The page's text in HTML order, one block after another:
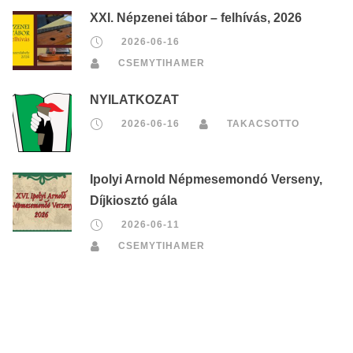
XXI. Népzenei tábor – felhívás, 2026
2026-06-16
CSEMYTIHAMER
NYILATKOZAT
2026-06-16 TAKACSOTTO
Ipolyi Arnold Népmesemondó Verseny,
Díjkiosztó gála
2026-06-11
CSEMYTIHAMER